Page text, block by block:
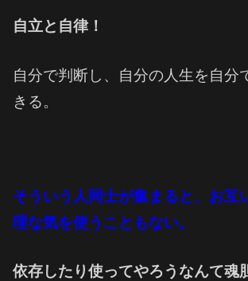
自立と自律！
自分で判断し、自分の人生を自分
きる。
そういう人同士が集まると、 お互
理な気を使うこともない。
依存したり使ってやろうなんて魂